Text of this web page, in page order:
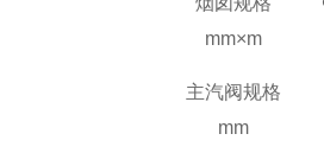
mm×m
主汽阀规格
mm